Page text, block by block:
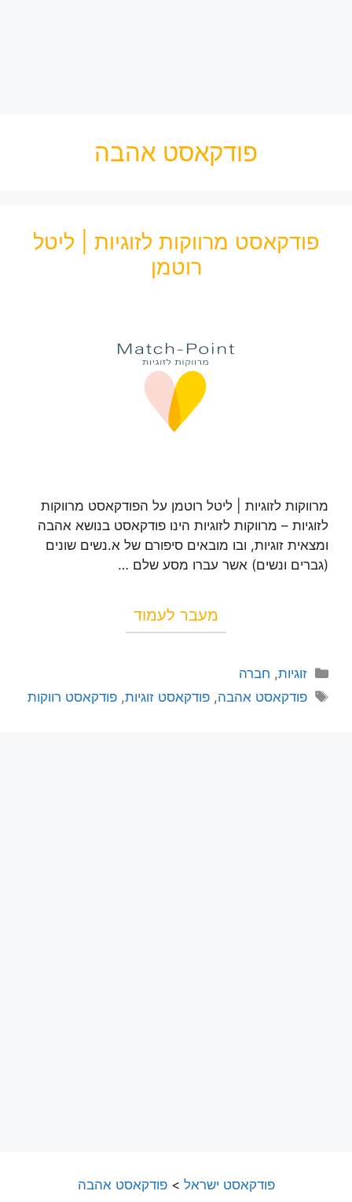
פודקאסט אהבה
פודקאסט מרווקות לזוגיות | ליטל
רוטמן
מרווקות לזוגיות | ליטל רוטמן על הפודקאסט מרווקות
לזוגיות – מרווקות לזוגיות הינו פודקאסט בנושא אהבה
ומצאית זוגיות, ובו מובאים סיפורם של א.נשים שונים
(גברים ונשים) אשר עברו מסע שלם …
מעבר לעמוד
זוגיות, חברה
פודקאסט אהבה,פודקאסט זוגיות,פודקאסט רווקות
פודקאסט ישראל >פודקאסט אהבה